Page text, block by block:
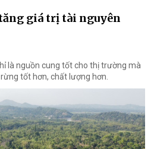
giá trị tài nguyên
là nguồn cung tốt cho thị trường mà
tốt hơn, chất lượng hơn.